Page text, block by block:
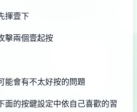
揮壹下
擊兩個壹起按
能會有不太好按的問題
面的按鍵設定中依自己喜歡的習